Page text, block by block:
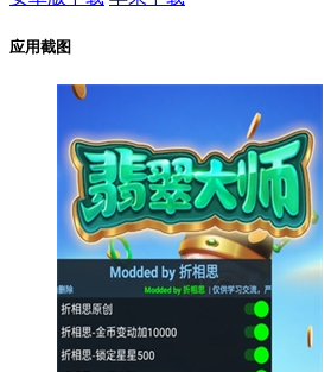
应用截图